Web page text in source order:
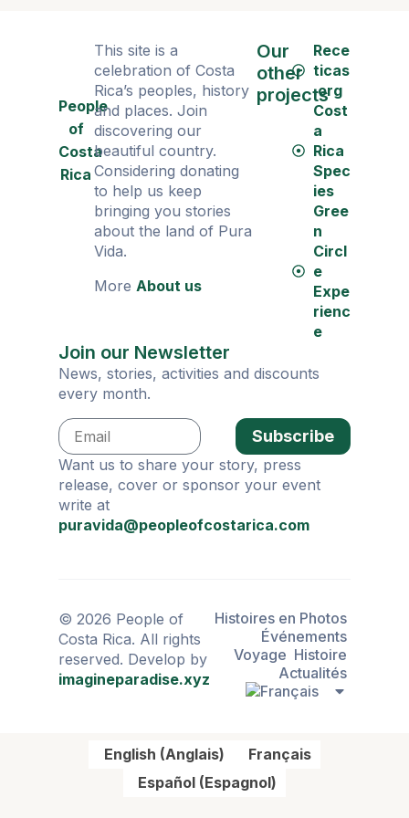
People
of
Costa
Rica
This site is a
celebration of Costa
Rica’s peoples, history
and places. Join
discovering our
beautiful country.
Considering donating
to help us keep
bringing you stories
about the land of Pura
Vida.
More About us
Our
other
projects
Rece
ticas
.org
Cost
a
Rica
Spec
ies
Gree
n
Circl
e
Expe
rienc
e
Join our Newsletter
News, stories, activities and discounts
every month.
Subscribe
Want us to share your story, press
release, cover or sponsor your event
write at
puravida@peopleofcostarica.com
© 2026 People of
Costa Rica. All rights
reserved. Develop by
imagineparadise.xyz
Histoires en Photos
Événements
Voyage Histoire
Actualités
English (Anglais)
Français
Español (Espagnol)